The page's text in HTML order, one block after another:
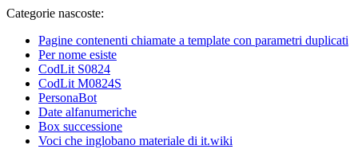
Categorie nascoste:
Pagine contenenti chiamate a template con parametri duplicati
Per nome esiste
CodLit S0824
CodLit M0824S
PersonaBot
Date alfanumeriche
Box successione
Voci che inglobano materiale di it.wiki